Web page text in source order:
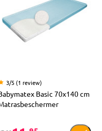
3/5 (1 review)
Basic 70x140 cm